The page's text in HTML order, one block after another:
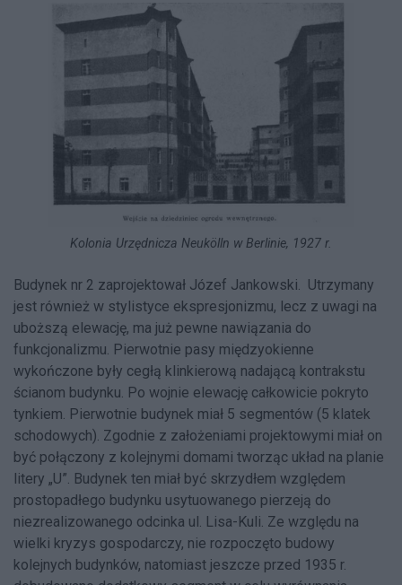
Kolonia Urzędnicza Neukölln w Berlinie, 1927 r.
Budynek nr 2 zaprojektował Józef Jankowski. Utrzymany
jest również w stylistyce ekspresjonizmu, lecz z uwagi na
uboższą elewację, ma już pewne nawiązania do
funkcjonalizmu. Pierwotnie pasy międzyokienne
wykończone były cegłą klinkierową nadającą kontrakstu
ścianom budynku. Po wojnie elewację całkowicie pokryto
tynkiem. Pierwotnie budynek miał 5 segmentów (5 klatek
schodowych). Zgodnie z założeniami projektowymi miał on
być połączony z kolejnymi domami tworząc układ na planie
litery „U”. Budynek ten miał być skrzydłem względem
prostopadłego budynku usytuowanego pierzeją do
niezrealizowanego odcinka ul. Lisa-Kuli. Ze względu na
wielki kryzys gospodarczy, nie rozpoczęto budowy
kolejnych budynków, natomiast jeszcze przed 1935 r.